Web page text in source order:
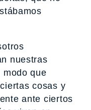
nuestras
modo que
cosas y
ante ciertos